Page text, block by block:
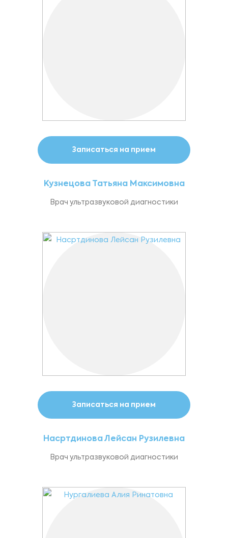
Записаться на прием
Кузнецова Татьяна Максимовна
Врач ультразвуковой диагностики
Записаться на прием
Насртдинова Лейсан Рузилевна
Врач ультразвуковой диагностики